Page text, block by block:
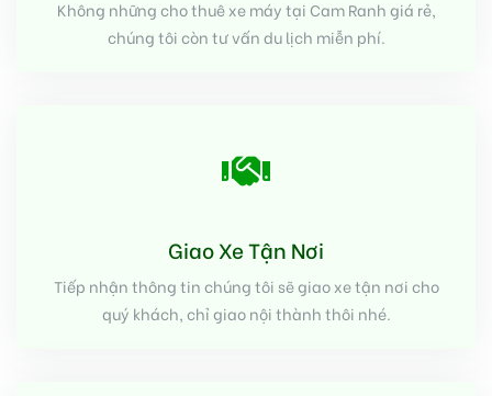
Không những cho thuê xe máy tại Cam Ranh giá rẻ,
chúng tôi còn tư vấn du lịch miễn phí.
Giao Xe Tận Nơi
Tiếp nhận thông tin chúng tôi sẽ giao xe tận nơi cho
quý khách, chỉ giao nội thành thôi nhé.